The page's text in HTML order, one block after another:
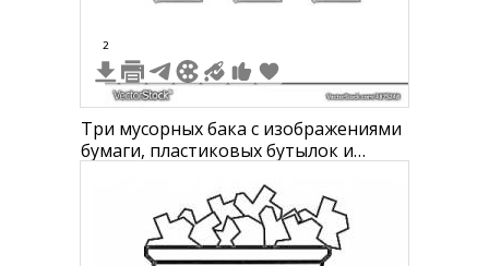
2
Три мусорных бака с изображениями
бумаги, пластиковых бутылок и